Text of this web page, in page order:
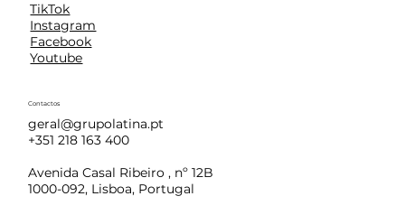
TikTok
Instagram
Facebook
Youtube
Contactos
geral@grupolatina.pt
+351 218 163 400
Avenida Casal Ribeiro , nº 12B
1000-092, Lisboa, Portugal